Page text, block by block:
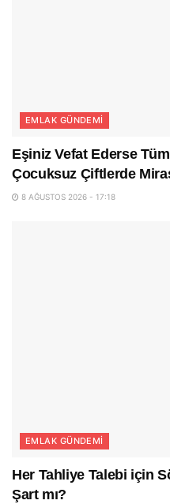
EMLAK GÜNDEMI
Eşiniz Vefat Ederse
Çocuksuz Çiftlerde
8 AĞUSTOS 2026 - 17:18
EMLAK GÜNDEMI
Her Tahliye Talebi için
Şart mı?